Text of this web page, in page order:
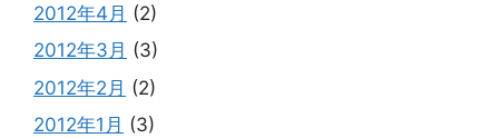
2012年4月 (2)
2012年3月 (3)
2012年2月 (2)
2012年1月 (3)